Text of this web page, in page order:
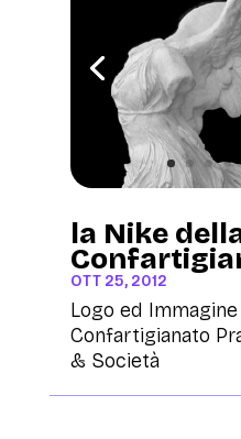
la Nike
OTT 25, 2012
Logo ed
Confartigianato
& Società